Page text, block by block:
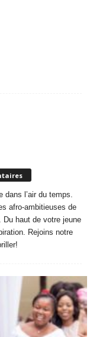
dans l’air du temps.
afro-ambitieuses de
haut de votre jeune
Rejoins notre